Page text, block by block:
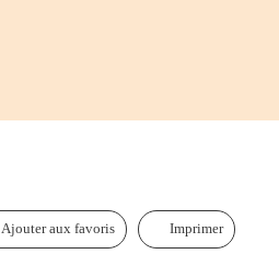
Ajouter aux favoris Imprimer